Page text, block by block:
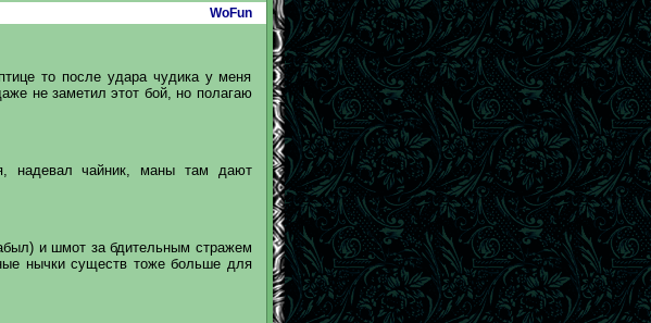
WoFun
то после удара чудика у меня
не заметил этот бой, но полагаю
надевал чайник, маны там дают
и шмот за бдительным стражем
нычки существ тоже больше для